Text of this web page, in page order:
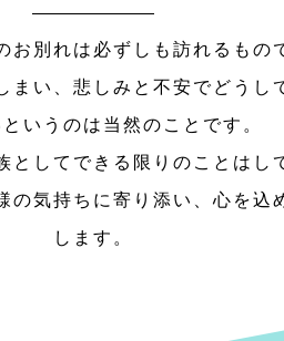
お別れは必ずしも訪れるもの
まい、悲しみと不安でどうし
いうのは当然のことです。
としてできる限りのことはし
の気持ちに寄り添い、心を込
します。